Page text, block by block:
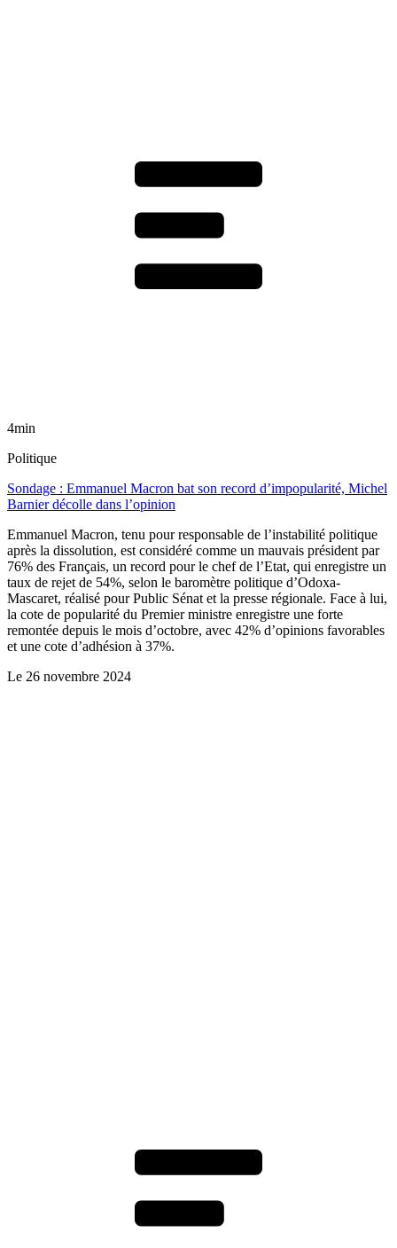
4min
Politique
Sondage : Emmanuel Macron bat son record d’impopularité, Michel
Barnier décolle dans l’opinion
Emmanuel Macron, tenu pour responsable de l’instabilité politique
après la dissolution, est considéré comme un mauvais président par
76% des Français, un record pour le chef de l’Etat, qui enregistre un
taux de rejet de 54%, selon le baromètre politique d’Odoxa-
Mascaret, réalisé pour Public Sénat et la presse régionale. Face à lui,
la cote de popularité du Premier ministre enregistre une forte
remontée depuis le mois d’octobre, avec 42% d’opinions favorables
et une cote d’adhésion à 37%.
Le 26 novembre 2024